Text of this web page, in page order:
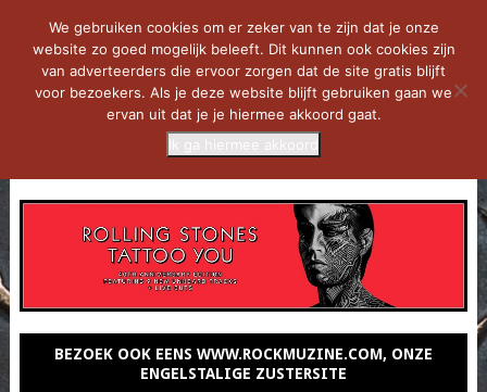
BEZOEK OOK EENS WWW.ROCKMUZINE.COM, ONZE
ENGELSTALIGE ZUSTERSITE
We gebruiken cookies om er zeker van te zijn dat je onze
website zo goed mogelijk beleeft. Dit kunnen ook cookies zijn
van adverteerders die ervoor zorgen dat de site gratis blijft
voor bezoekers. Als je deze website blijft gebruiken gaan we
ervan uit dat je je hiermee akkoord gaat.
Ik ga hiermee akkoord